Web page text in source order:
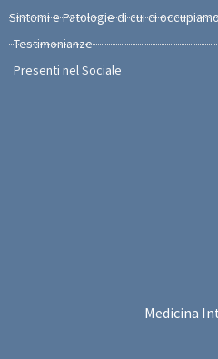
Sintomi e Patologie di cui ci occupiamo
Testimonianze
Presenti nel Sociale
Medicina